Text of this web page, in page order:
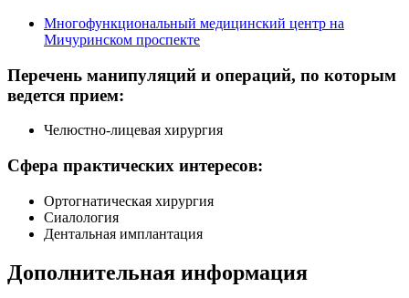
Многофункциональный медицинский центр на
Мичуринском проспекте
Перечень манипуляций и операций, по которым
ведется прием:
Челюстно-лицевая хирургия
Сфера практических интересов:
Ортогнатическая хирургия
Сиалология
Дентальная имплантация
Дополнительная информация